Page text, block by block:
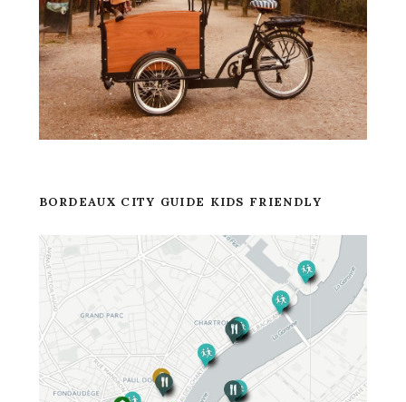
BORDEAUX CITY GUIDE KIDS FRIENDLY